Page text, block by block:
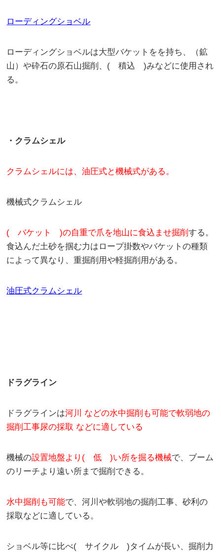
ローディングショベル
ローディングショベルは大型バケットをを持ち、（鉱
山）や砕石の原石山掘削、( 積込 )みなどに使用され
る。
・クラムシェル
クラムシェルには、油圧式と機械式がある。
機械式クラムシェル
( バケット )の自重で爪を地山に食込ませ掘削する。
食込んだ土砂を掴む力はロープ掛数やバケットの種類
によって異なり、重掘削用や軽掘削用がある。
油圧式クラムシェル
ドラグライン
ドラグラインは河川 などの水中掘削も可能で軟弱地の
掘削工事尿の採取 などに適している
機械の設置地盤より( 低 )い所を掘る機械で、ブーム
のリーチより遠い所まで掘削できる。
水中掘削も可能で、河川や軟弱地の掘削工事、砂利の
採取などに適している。
ショベル等に比べ( サイクル )タイムが長い、掘削力